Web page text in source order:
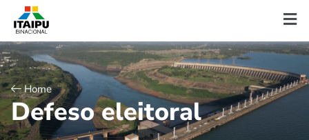
Home
Defeso eleitoral